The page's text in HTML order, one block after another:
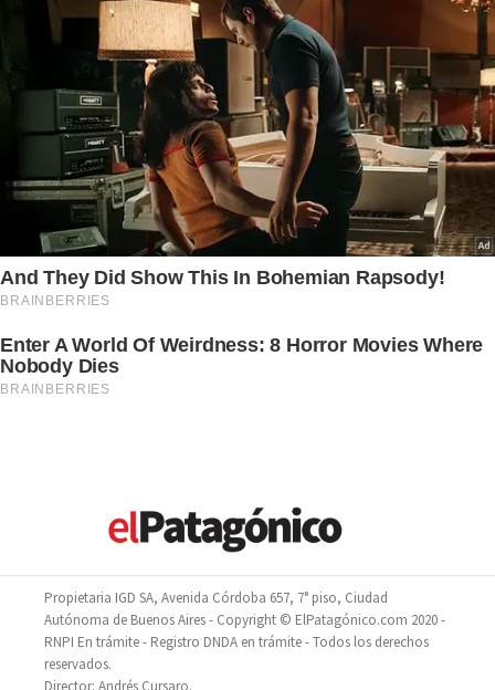
Propietaria IGD SA, Avenida Córdoba 657, 7° piso, Ciudad
Autónoma de Buenos Aires - Copyright © ElPatagónico.com 2020 -
RNPI En trámite - Registro DNDA en trámite - Todos los derechos
reservados.
Director: Andrés Cursaro.